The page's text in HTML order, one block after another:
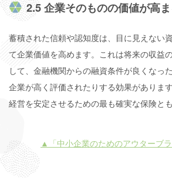
2.5 企業そのものの価値が高
蓄積された信頼や認知度は、目に見えない
て企業価値を高めます。これは将来の収益
して、金融機関からの融資条件が良くなっ
企業が高く評価されたりする効果がありま
経営を安定させるための最も確実な保険と
▲「中小企業のためのアウターブ